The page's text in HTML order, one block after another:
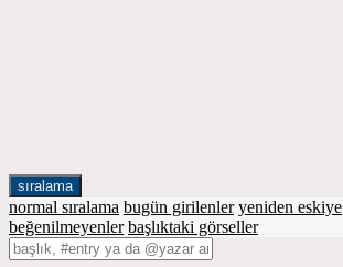
sıralama
normal sıralama bugün girilenler yeniden eskiye
beğenilmeyenler başlıktaki görseller